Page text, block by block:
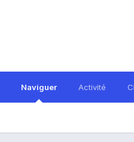
Naviguer Activité